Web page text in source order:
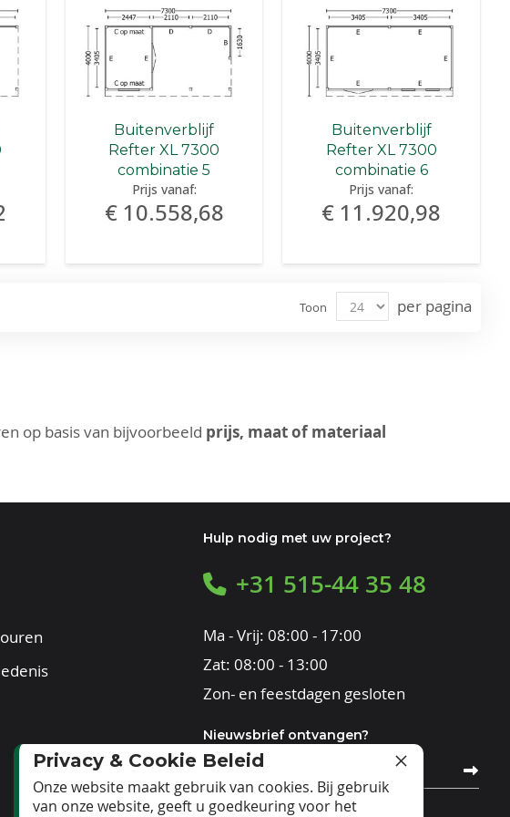
Privacy & Cookie Beleid
Onze website maakt gebruik van cookies. Bij gebruik
van onze website, geeft u goedkeuring voor het
Buitenverblijf
Refter XL 7300
combinatie 5
Prijs vanaf:
€ 10.558,68
Buitenverblijf
Refter XL 7300
combinatie 6
Prijs vanaf:
€ 11.920,98
Toon per pagina
op basis van bijvoorbeeld prijs, maat of materiaal
Hulp nodig met uw project?
+31 515-44 35 48
Ma - Vrij: 08:00 - 17:00
Zat: 08:00 - 13:00
Zon- en feestdagen gesloten
Nieuwsbrief ontvangen?
Abonneer
op
onze